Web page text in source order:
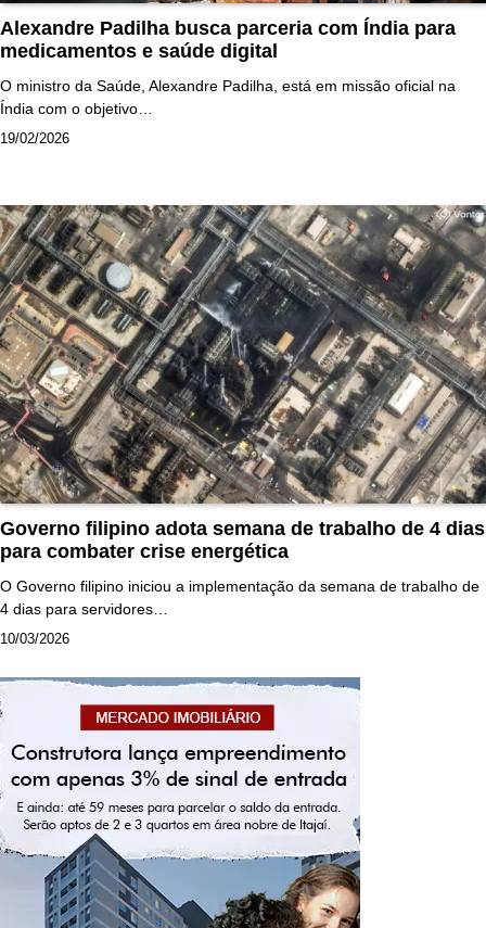
Alexandre Padilha busca parceria com Índia para
medicamentos e saúde digital
O ministro da Saúde, Alexandre Padilha, está em missão oficial na
Índia com o objetivo…
19/02/2026
Governo filipino adota semana de trabalho de 4 dias
para combater crise energética
O Governo filipino iniciou a implementação da semana de trabalho de
4 dias para servidores…
10/03/2026